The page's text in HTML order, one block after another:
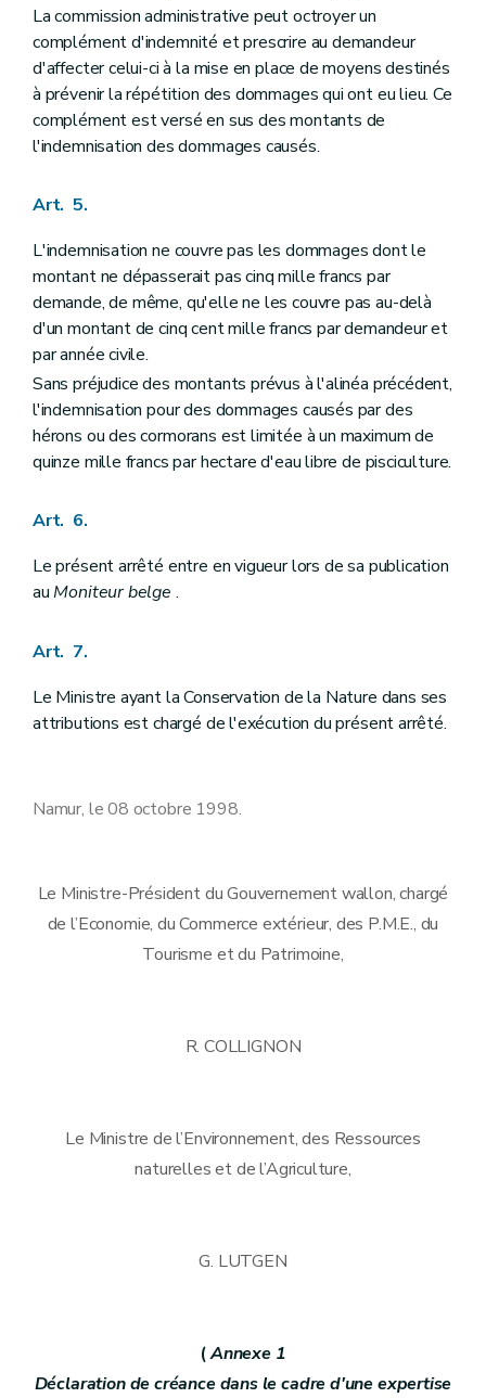
La commission administrative peut octroyer un
complément d'indemnité et prescrire au demandeur
d'affecter celui-ci à la mise en place de moyens destinés
à prévenir la répétition des dommages qui ont eu lieu. Ce
complément est versé en sus des montants de
l'indemnisation des dommages causés.
Art. 5.
L'indemnisation ne couvre pas les dommages dont le
montant ne dépasserait pas cinq mille francs par
demande, de même, qu'elle ne les couvre pas au-delà
d'un montant de cinq cent mille francs par demandeur et
par année civile.
Sans préjudice des montants prévus à l'alinéa précédent,
l'indemnisation pour des dommages causés par des
hérons ou des cormorans est limitée à un maximum de
quinze mille francs par hectare d'eau libre de pisciculture.
Art. 6.
Le présent arrêté entre en vigueur lors de sa publication
auMoniteur belge .
Art. 7.
Le Ministre ayant la Conservation de la Nature dans ses
attributions est chargé de l'exécution du présent arrêté.
Namur, le 08 octobre 1998.
Le Ministre-Président du Gouvernement wallon, chargé
de l’Economie, du Commerce extérieur, des P.M.E., du
Tourisme et du Patrimoine,
R. COLLIGNON
Le Ministre de l’Environnement, des Ressources
naturelles et de l’Agriculture,
G. LUTGEN
(Annexe 1
Déclaration de créance dans le cadre d'une expertise